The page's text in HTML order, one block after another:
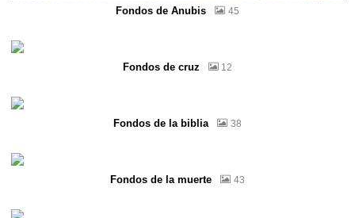
Fondos de Anubis 45
Fondos de cruz 12
Fondos de la biblia 38
Fondos de la muerte 43